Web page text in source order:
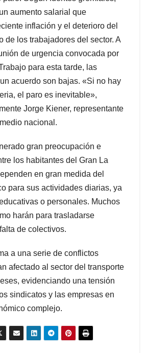
aumento salarial que
inflación y el deterioro del
de los trabajadores del sector. A
de urgencia convocada por
para esta tarde, las
acuerdo son bajas. «Si no hay
el paro es inevitable»,
Jorge Kiener, representante
nacional.
gran preocupación e
los habitantes del Gran La
en gran medida del
para sus actividades diarias, ya
o personales. Muchos
harán para trasladarse
de colectivos.
a una serie de conflictos
afectado al sector del transporte
evidenciando una tensión
sindicatos y las empresas en
complejo.